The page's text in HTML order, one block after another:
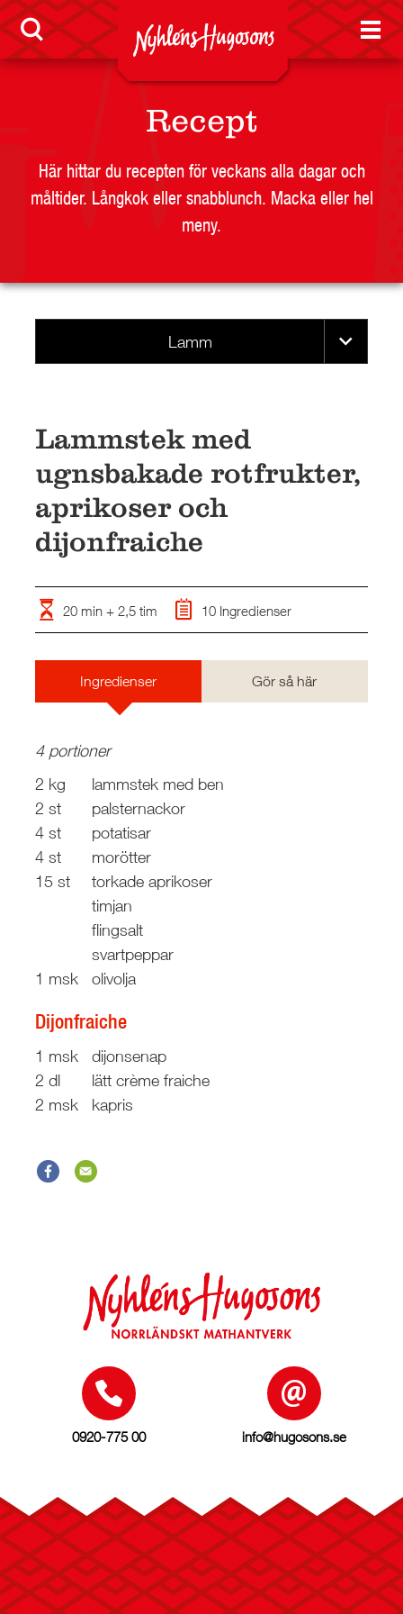
Sponsring
Visselblåsarfunktion
Jobb
Nyheter
LEVERANTÖR
BUTIKSSIDA
JOBB
PRESS
KONTAKT
Recept
Här hittar du recepten för veckans alla dagar och
måltider. Långkok eller snabblunch. Macka eller hel
meny.
Lamm
Lammstek med
ugnsbakade rotfrukter,
aprikoser och
dijonfraiche
20 min + 2,5 tim 10 Ingredienser
Ingredienser Gör så här
4 portioner
2 kg
lammstek med ben
2 st
palsternackor
4 st
potatisar
4 st
morötter
15 st
torkade aprikoser
timjan
flingsalt
svartpeppar
1 msk
olivolja
Dijonfraiche
1 msk
dijonsenap
2 dl
lätt crème fraiche
2 msk
kapris
0920-775 00 info@hugosons.se